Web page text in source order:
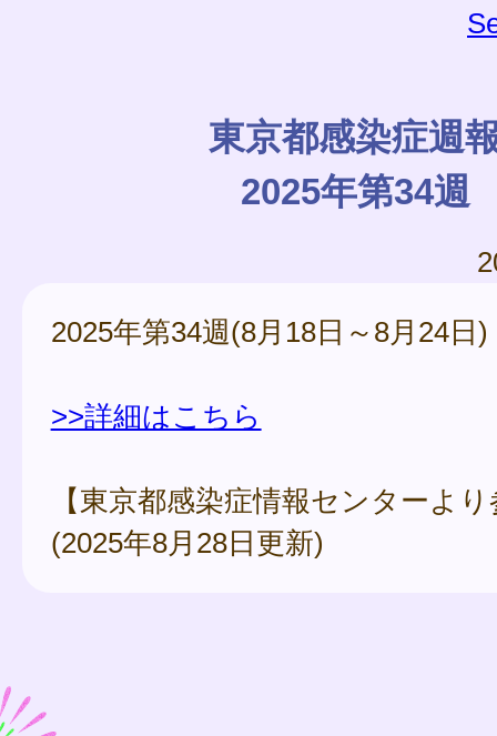
東京都感染症週
2025年第34週
2025年第34週(8月18日～8月24日)
>>詳細はこちら
【東京都感染症情報センターよ
(2025年8月28日更新)